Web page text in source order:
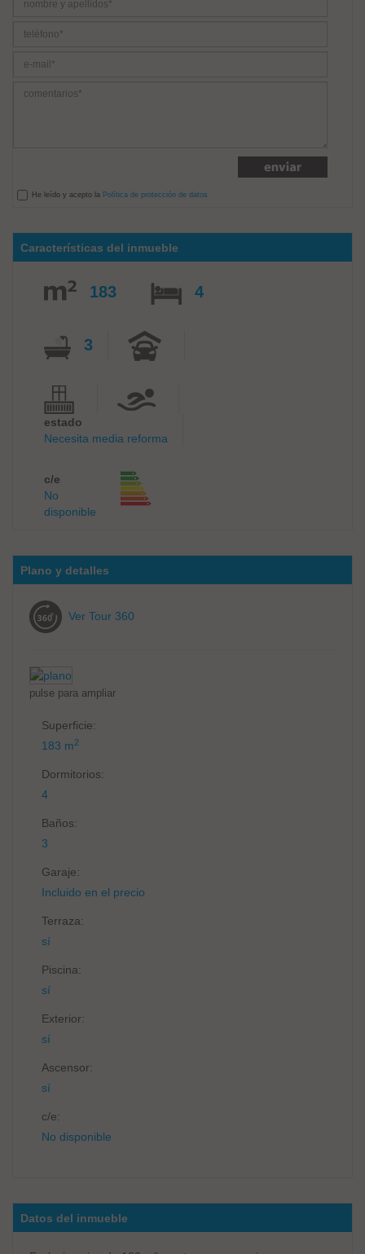
He leído y acepto la Política de protección de datos
Características del inmueble
183 4
3
estado
Necesita media reforma
c/e
No
disponible
Plano y detalles
Ver Tour 360
pulse para ampliar
Superficie:
183 m2
Dormitorios:
4
Baños:
3
Garaje:
Incluido en el precio
Terraza:
sí
Piscina:
sí
Exterior:
sí
Ascensor:
sí
c/e:
No disponible
Datos del inmueble